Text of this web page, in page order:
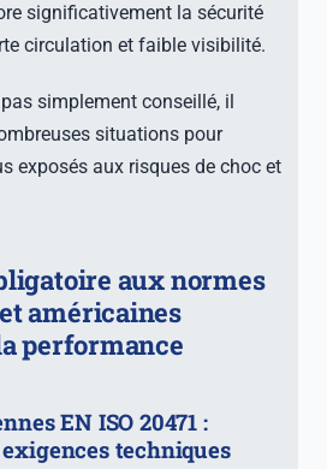
significativement la sécurité
circulation et faible visibilité.
simplement conseillé, il
situations pour
exposés aux risques de choc et
aux normes
américaines
performance
EN ISO 20471 :
techniques